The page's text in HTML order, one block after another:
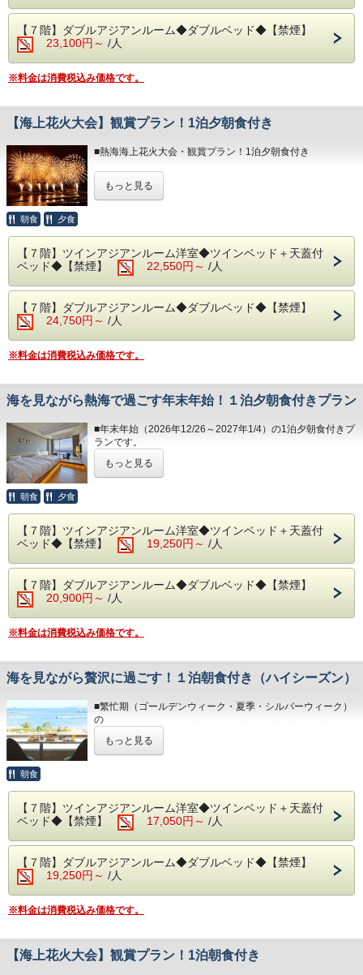
◆大浴場
源泉かけ流しの露天風呂は、湯船に浸かれば至福のひと時に
なること間違いなしです。
・ 6:00～10:30（最終入場 10:00）
詳細につきましては＜0557-82-8111＞までお問い合わせく
1日1車輛1,200円となります。
※30台と限りがあり先着順のお申し込みとなります。
※満車の場合は、ホテルよりご連絡いたします。（近隣のコ
■駐車場はホームページの「アクセス欄」をご確認くださ
い。
◆その他の税
入湯税（150円）、宿泊税（200円）が別途大人のお客様は
かかります。
※３歳未満のお子様がいらっしゃる場合は備考欄へご人数を
ご記入ください。
※3名様以上のご宿泊につきましては、ご就寝の際に畳・ソ
レストラン「The Dining OCEAN'S GIFT」は魚介類や和・
洋食を中心としたお料理をご用意しております。
朝食は相模湾から昇る朝日を肌で感じながら、夕食は幻想的
な夜景を目の前に当館のビュッフェをお楽しみください。
※日が暮れる頃に、海を見ながらお召し上がりいただく夕食
は格別です！
※内容・品数は時期によって異なる場合がございます。
予めご了承くださいませ。（写真はイメージとなりま
す。）
・夕食 17:30～21:00（最終入場 20:00）
・朝食 7:00～ 9:30（最終入場 9:00）
予約状況に応じて入場時間を分けさせていただく場合があり
ます。
・ご理解、ご協力くださいますようお願い申し上げます。
良質な熱海温泉を是非ご堪能くださいませ。
源泉かけ流しの露天風呂は、湯船に浸かれば至福のひと時に
・15:00～24:00（最終入場 23:30）
・ 6:00～10:30（最終入場 10:00）
◆エステ・岩盤浴・貸切露天風呂
1日1車輛1,200円となります。
※30台と限りがあり先着順のお申し込みとなります。
※満車の場合は、ホテルよりご連絡いたします。（近隣のコ
■駐車場はホームページの「アクセス欄」をご確認くださ
い。
入湯税（150円）、宿泊税（200円）が別途大人のお客様は
かかります。
【７階】ダブルアジアンルーム◆ダブルベッド◆【禁煙】
23,100円～ /人
※料金は消費税込み価格です。
【海上花火大会】観賞プラン！1泊夕朝食付き
■熱海海上花火大会・観賞プラン！1泊夕朝食付き
9/13
10/12・10/25・11/8・11/23・12/6・12/25
オーシャンビューの客室・源泉かけ流しの露天風呂・清潔感
しください。
◆お部屋
※３歳未満のお子様がいらっしゃる場合は備考欄へご人数を
※3名様以上のご宿泊につきましては、ご就寝の際に畳・ソ
ファースペースにご自身でお布団を敷いていただいておりま
す。
◆お食事
レストラン「The Dining OCEAN'S GIFT」は魚介類や和・
洋食を中心としたお料理をご用意しております。
※日が暮れる頃に、海を見ながらお召し上がりいただく夕食
は格別です！
※体験型の浜焼きやピザ焼き、カニもお楽しみいただけま
す。
※内容・品数は時期によって異なる場合がございます。
予めご了承くださいませ。（写真はイメージとなりま
す。）
・夕食 1部：17:00～ 2部：18：40～
■予約状況に応じて入場時間を分けさせていただきます。
・ご理解、ご協力くださいますようお願い申し上げます。
◆大浴場
良質な熱海温泉を是非ご堪能くださいませ。
源泉かけ流しの露天風呂は、湯船に浸かれば至福のひと時に
なること間違いなしです。
◆エステ・岩盤浴・貸切露天風呂
事前予約制でございます。
詳細につきましては＜0557-82-8111＞までお問い合わせく
ださい。
◆駐車場
1日1車輛1,200円となります。
※満車の場合は、ホテルよりご連絡いたします。（近隣のコ
インパーキン
い。
もっと見る
朝食 夕食
【７階】ツインアジアンルーム洋室◆ツインベッド＋天蓋付
ベッド◆【禁煙】
22,550円～ /人
【７階】ダブルアジアンルーム◆ダブルベッド◆【禁煙】
24,750円～ /人
※料金は消費税込み価格です。
海を見ながら熱海で過ごす年末年始！１泊夕朝食付きプラン
■年末年始（2026年12/26～2027年1/4）の1泊夕朝食付きプ
ランです。
オーシャンビューの客室・源泉かけ流しの露天風呂・清潔感
溢れるレストランを堪能しながら、至福のひとときをお過ご
お部屋から見る景色は「感動」間違いなし。
相模湾から昇る朝日や熱海の夜景が一望できます。
ご記入ください。
※3名様以上のご宿泊につきましては、ご就寝の際に畳・ソ
ファースペースにご自身でお布団を敷いていただいておりま
◆お食事
洋食を中心としたお料理をご用意しております。
朝食は相模湾から昇る朝日を肌で感じながら、夕食は幻想的
な夜景を目の前に、当館のビュッフェをお楽しみください。
※日が暮れる頃に、海を見ながらお召し上がりいただく夕食
は格別です！
※体験型の浜焼きやピザ焼き、カニもお楽しみいただけま
予めご了承くださいませ。（写真はイメージとなりま
す。）
・夕食 17:30～21:00（最終入場 20:00）
・朝食 7:00～ 9:30（最終入場 9:00）
予約状況に応じて入場時間を分けさせていただく場合があり
ます。
・ご理解、ご協力くださいますようお願い申し上げます。
源泉かけ流しの露天風呂は、湯船に浸かれば至福のひと時に
なること間違いなしです。
もっと見る
朝食 夕食
【７階】ツインアジアンルーム洋室◆ツインベッド＋天蓋付
ベッド◆【禁煙】
19,250円～ /人
【７階】ダブルアジアンルーム◆ダブルベッド◆【禁煙】
20,900円～ /人
※料金は消費税込み価格です。
海を見ながら贅沢に過ごす！１泊朝食付き（ハイシーズン）
■繁忙期（ゴールデンウィーク・夏季・シルバーウィーク）
の
オーシャンビューの客室・源泉かけ流しの露天風呂・評判の
◆お部屋
お部屋から見る景色は「感動」間違いなし。
※３歳未満のお子様がいらっしゃる場合は備考欄へご人数を
ご記入ください。
※3名様以上のご宿泊については、ご就寝の際に畳・ソファ
◆お食事
中心とした多彩な料理をご用意しております。
朝食は相模湾から昇る朝日を肌で感じながら、当館のビュッ
フェをお楽しみください！
もっと見る
朝食
【７階】ツインアジアンルーム洋室◆ツインベッド＋天蓋付
ベッド◆【禁煙】
17,050円～ /人
【７階】ダブルアジアンルーム◆ダブルベッド◆【禁煙】
19,250円～ /人
※料金は消費税込み価格です。
【海上花火大会】観賞プラン！1泊朝食付き